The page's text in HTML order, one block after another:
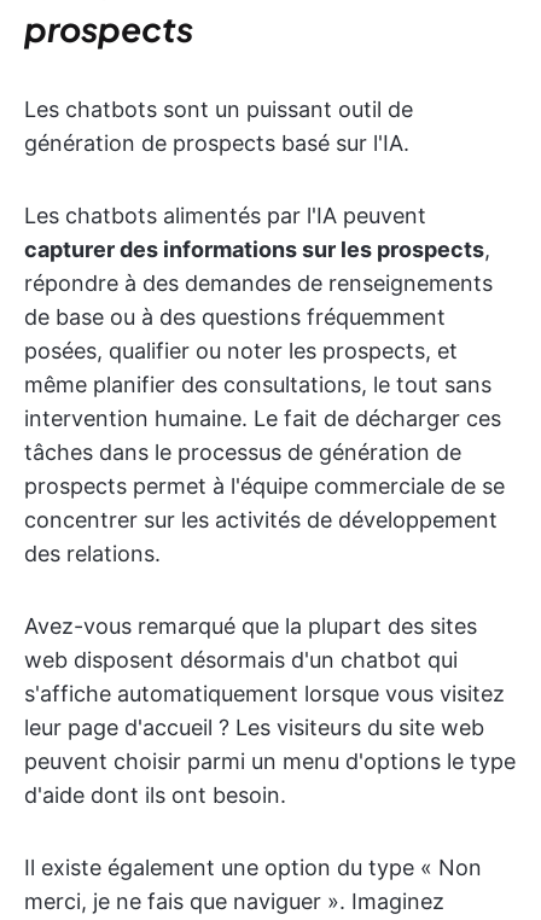
prospects
Les chatbots sont un puissant outil de
génération de prospects basé sur l'IA.
Les chatbots alimentés par l'IA peuvent
capturer des informations sur les prospects,
répondre à des demandes de renseignements
de base ou à des questions fréquemment
posées, qualifier ou noter les prospects, et
même planifier des consultations, le tout sans
intervention humaine. Le fait de décharger ces
tâches dans le processus de génération de
prospects permet à l'équipe commerciale de se
concentrer sur les activités de développement
des relations.
Avez-vous remarqué que la plupart des sites
web disposent désormais d'un chatbot qui
s'affiche automatiquement lorsque vous visitez
leur page d'accueil ? Les visiteurs du site web
peuvent choisir parmi un menu d'options le type
d'aide dont ils ont besoin.
Il existe également une option du type « Non
merci, je ne fais que naviguer ». Imaginez